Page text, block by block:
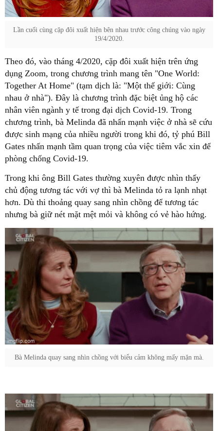
Lần cuối cùng cặp đôi xuất hiện bên nhau trước công chúng vào ngày
19/4/2020.
Theo đó, vào tháng 4/2020, cặp đôi xuất hiện trên ứng
dụng Zoom, trong chương trình mang tên "One World:
Together At Home" (tạm dịch là: "Một thế giới: Cùng
nhau ở nhà"). Đây là chương trình đặc biệt ủng hộ các
nhân viên ngành y tế trong đại dịch Covid-19. Trong
chương trình, bà Melinda đã nhấn mạnh việc ở nhà sẽ cứu
được sinh mạng của nhiều người trong khi đó, tỷ phú Bill
Gates nhấn mạnh tầm quan trọng của việc tiêm vắc xin để
phòng chống Covid-19.
Trong khi ông Bill Gates thường xuyên được nhìn thấy
chủ động tương tác với vợ thì bà Melinda tỏ ra lạnh nhạt
hơn. Dù thi thoảng quay sang nhìn chồng để tương tác
nhưng bà giữ nét mặt mệt mỏi và không có vẻ hào hứng.
Bà Melinda quay sang nhìn chồng với biểu cảm không mấy mặn mà.